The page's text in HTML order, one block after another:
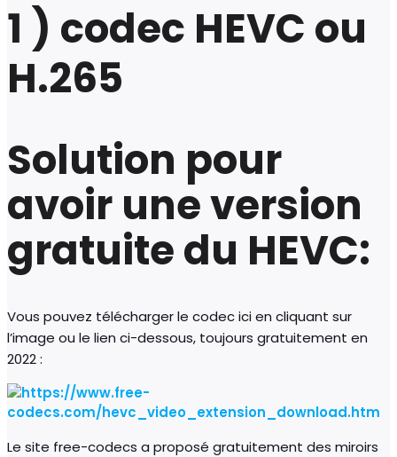
1 ) codec HEVC ou
H.265
Solution pour
avoir une version
gratuite du HEVC:
Vous pouvez télécharger le codec ici en cliquant sur
l’image ou le lien ci-dessous, toujours gratuitement en
2022 :
Le site free-codecs a proposé gratuitement des miroirs